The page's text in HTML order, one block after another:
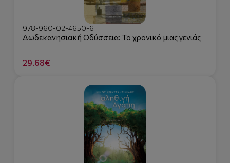
978-960-02-4650-6
Δωδεκανησιακή Οδύσσεια: Το χρονικό μιας γενιάς
29.68€